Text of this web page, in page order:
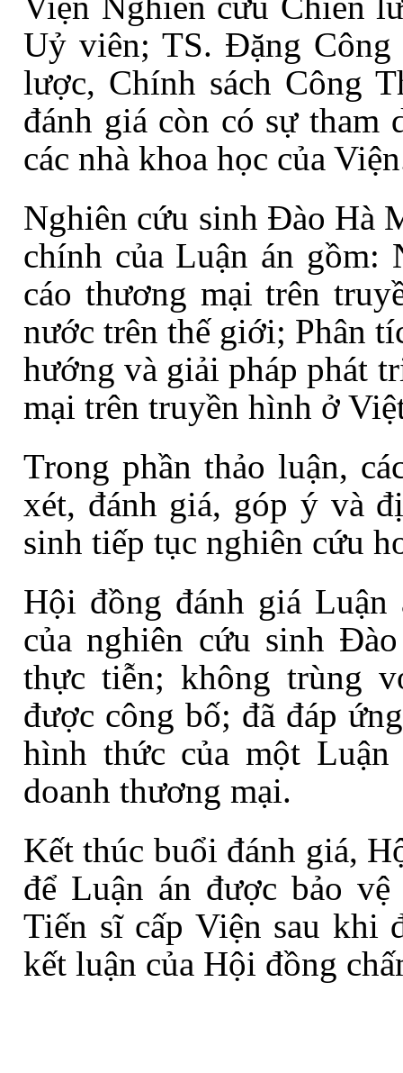
Uỷ viên; TS. Đặng
lược, Chính sách Công
đánh giá còn có sự tham
các nhà khoa học của
Nghiên cứu sinh Đào Hà
chính của Luận án gồm:
cáo thương mại trên
nước trên thế giới; Phân
hướng và giải pháp phát
mại trên truyền hình ở
Trong phần thảo luận,
xét, đánh giá, góp ý và
sinh tiếp tục nghiên cứu
Hội đồng đánh giá
củanghiên cứu sinh
thực tiễn; không trùng
được công bố; đã đáp
hình thức của một
doanh thương mại.
Kết thúc buổi đánh giá,
để Luận án được bảo
Tiến sĩ cấp Viện sau khi
kết luận của Hội đồng